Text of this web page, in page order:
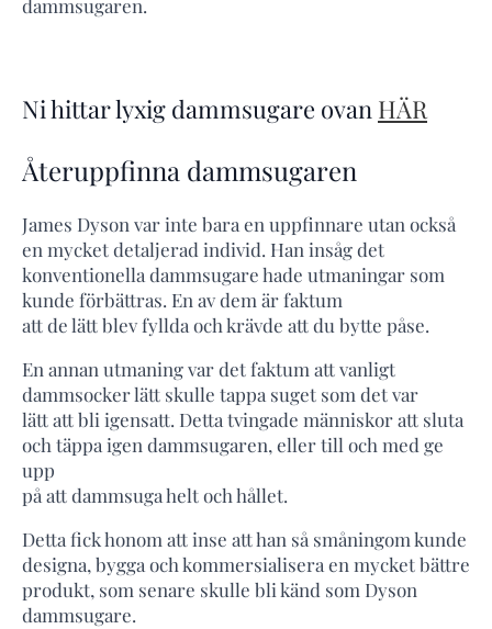
dammsugaren.
Ni hittar lyxig dammsugare ovan HÄR
Återuppfinna dammsugaren
James Dyson var inte bara en uppfinnare utan också
en mycket detaljerad individ. Han insåg det
konventionella dammsugare hade utmaningar som
kunde förbättras. En av dem är faktum
att de lätt blev fyllda och krävde att du bytte påse.
En annan utmaning var det faktum att vanligt
dammsocker lätt skulle tappa suget som det var
lätt att bli igensatt. Detta tvingade människor att sluta
och täppa igen dammsugaren, eller till och med ge
upp
på att dammsuga helt och hållet.
Detta fick honom att inse att han så småningom kunde
designa, bygga och kommersialisera en mycket bättre
produkt, som senare skulle bli känd som Dyson
dammsugare.